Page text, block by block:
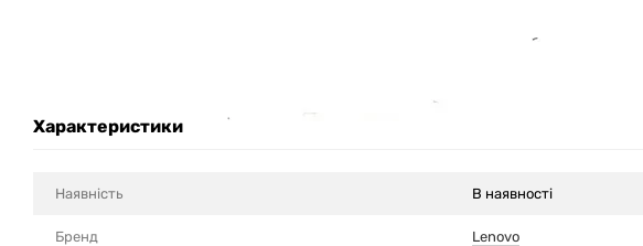
Характеристики
Наявність В наявності
Бренд Lenovo